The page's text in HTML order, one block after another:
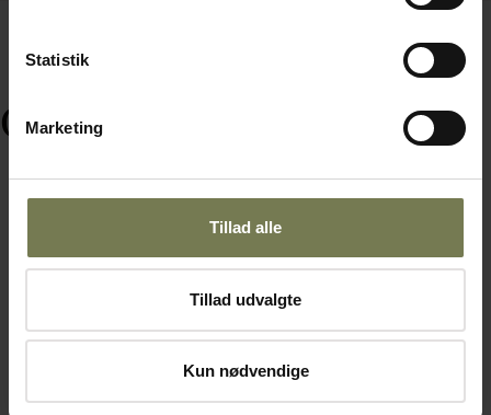
Statistik
Marketing
Tillad alle
Tillad udvalgte
Kun nødvendige
Ofte købt sammen med